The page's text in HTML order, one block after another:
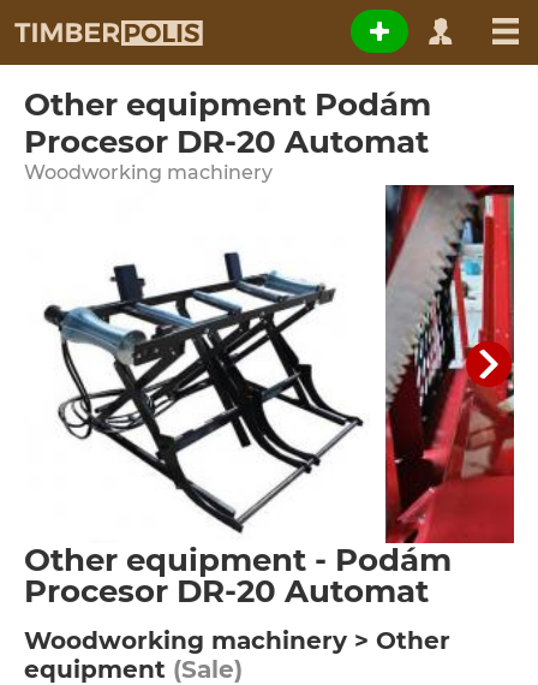
Other equipment Podám
Procesor DR-20 Automat
Woodworking machinery
Other equipment - Podám
Procesor DR-20 Automat
Woodworking machinery > Other
equipment (Sale)